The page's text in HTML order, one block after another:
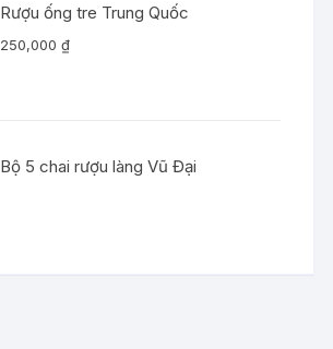
Rượu ống tre Trung Quốc
250,000₫
Bộ 5 chai rượu làng Vũ Đại